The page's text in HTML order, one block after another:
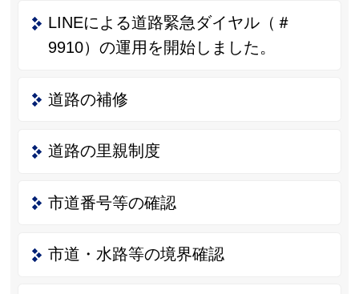
LINEによる道路緊急ダイヤル（＃
9910）の運用を開始しました。
道路の補修
道路の里親制度
市道番号等の確認
市道・水路等の境界確認